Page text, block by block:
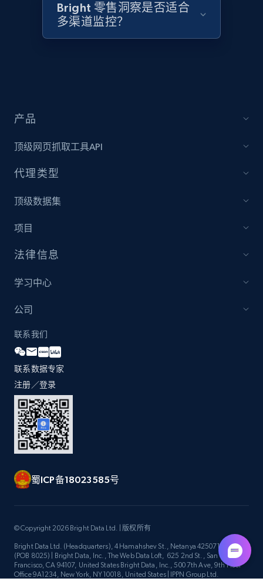
Home Depot US - Discovery products by
Amazon products global dataset
price, Currency, Availability, Reviews count, and
more.
products by specific category URL
Title, Seller name, Brand, Description, Initial
price, Currency, Availability, Reviews count, and
more.
2.1K+
Amazon products global dataset -
Title, Seller name, Brand, Description, Initial
more.
Bright 零售洞察是否适合
多渠道监控？
产品
顶级网页抓取工具API
代理类型
顶级数据集
项目
法律信息
学习中心
公司
联系我们
联系数据专家
注册／登录
蜀ICP备18023585号
© Copyright 2026 Bright Data Ltd. | 版权所有
Bright Data Ltd. (Headquarters), 4 Hamahshev St., Netanya 4250714, Israel
(POB 8025) | Bright Data, Inc., The Web Data Loft, 625 2nd St., San
Francisco, CA 94107, United States Bright Data, Inc., 500 7th Ave, 9th Floor
Office 9A1234, New York, NY 10018, United States | IPPN Group Ltd.